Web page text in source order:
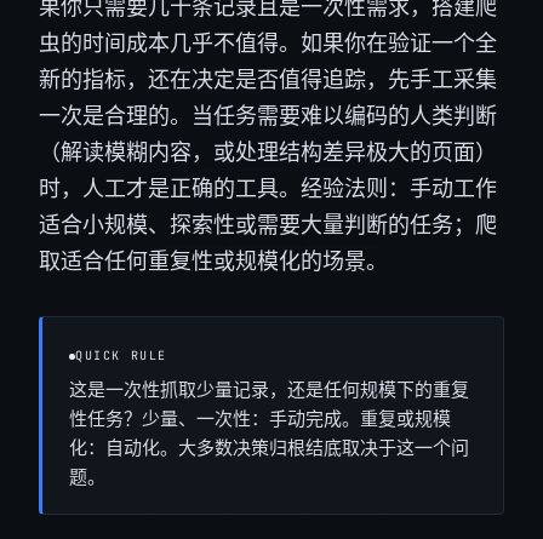
果你只需要几十条记录且是一次性需求，搭建爬
虫的时间成本几乎不值得。如果你在验证一个全
新的指标，还在决定是否值得追踪，先手工采集
一次是合理的。当任务需要难以编码的人类判断
（解读模糊内容，或处理结构差异极大的页面）
时，人工才是正确的工具。经验法则：手动工作
适合小规模、探索性或需要大量判断的任务；爬
取适合任何重复性或规模化的场景。
QUICK RULE
这是一次性抓取少量记录，还是任何规模下的重复
性任务？少量、一次性：手动完成。重复或规模
化：自动化。大多数决策归根结底取决于这一个问
题。